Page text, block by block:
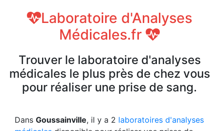
Laboratoire d'Analyses
Médicales.fr
Trouver le laboratoire d'analyses
médicales le plus près de chez vous
pour réaliser une prise de sang.
Dans Goussainville, il y a 2 laboratoires d'analyses